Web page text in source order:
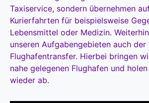
Taxiservice, sondern übernehmen
Kurierfahrten für beispielsweise
Lebensmittel oder Medizin.
unseren Aufgabengebieten auch
Flughafentransfer. Hierbei bringen
nahe gelegenen Flughafen und
wieder ab.